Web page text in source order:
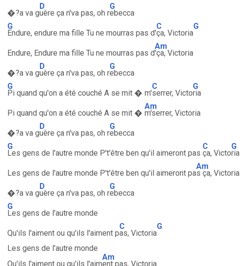
�?a va g
D
uère ça n'va pas, oh r
G
ebecca
G
Endure, endure ma fille Tu ne mourras pas d'
C
ça, Victoria
G
Endure, Endure ma fille Tu ne mourras pas d
Am
'ça, Victoria
�?a va g
D
uère ça n'va pas, oh r
G
ebecca
G
Pi quand qu'on a été couché A se mit � m'
C
serrer, Victo
G
ria
Pi quand qu'on a été couché A se mit �
Am
m'serrer, Victoria
�?a va g
D
uère ça n'va pas, oh r
G
ebecca
G
Les gens de l'autre monde P't'être ben qu'il aimeront pas
C
ça, Victo
G
ria
Les gens de l'autre monde P't'être ben qu'il aimeront pa
Am
s ça, Victoria
�?a va g
D
uère ça n'va pas, oh r
G
ebecca
G
Les gens de l'autre monde
Qu'ils l'aiment ou qu'ils l'aiment p
C
as, Victoria
G
Les gens de l'autre monde
Qu'ils l'aiment ou qu'ils l'aim
Am
ent pas, Victoria